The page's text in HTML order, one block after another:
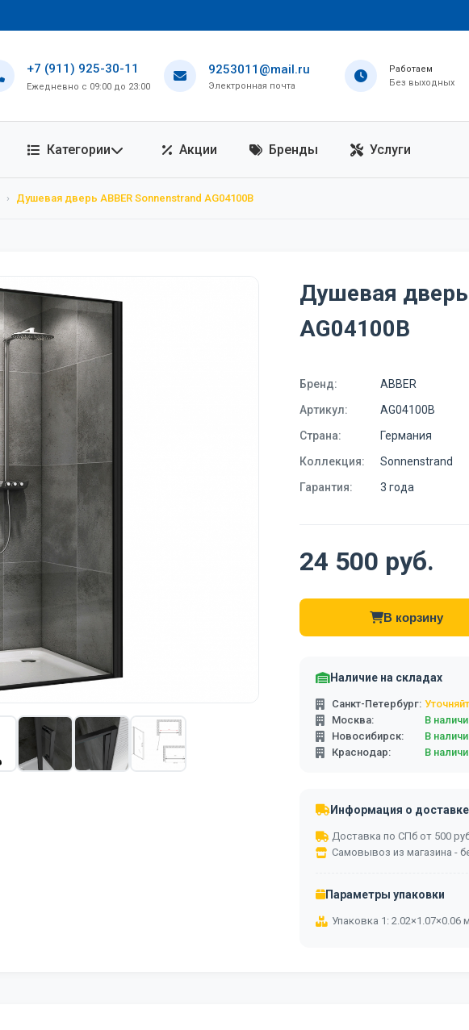
+7 (911) 925-30-11
Ежедневно с 09:00 до 23:00
9253011@mail.ru
Электронная почта
Работаем
Без выходных
Категории Акции Бренды Услуги
› Душевая дверь ABBER Sonnenstrand AG04100B
Душевая дверь
AG04100B
Бренд:
ABBER
Артикул:
AG04100B
Страна:
Германия
Коллекция:
Sonnenstrand
Гарантия:
3 года
24 500 руб.
В корзину
Наличие на складах
Санкт-Петербург:
Москва:
В
Новосибирск:
В
Краснодар:
В
Информация о доставке
Доставка по СПб от 500
Самовывоз из магазина -
Параметры упаковки
Упаковка 1: 2.02×1.07×0.06 м